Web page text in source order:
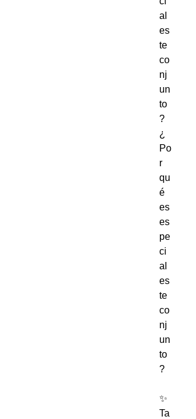
al
es
te
co
nj
un
to
?
¿
Po
r
qu
é
es
es
pe
ci
al
es
te
co
nj
un
to
?
✨
Ta